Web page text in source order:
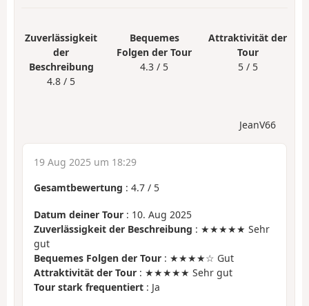
Zuverlässigkeit
der
Beschreibung
4.8 / 5
Bequemes
Folgen der Tour
4.3 / 5
Attraktivität der
Tour
5 / 5
JeanV66
19 Aug 2025 um 18:29
Gesamtbewertung : 4.7 / 5
Datum deiner Tour : 10. Aug 2025
Zuverlässigkeit der Beschreibung : ★★★★★ Sehr
gut
Bequemes Folgen der Tour : ★★★★☆ Gut
Attraktivität der Tour : ★★★★★ Sehr gut
Tour stark frequentiert : Ja